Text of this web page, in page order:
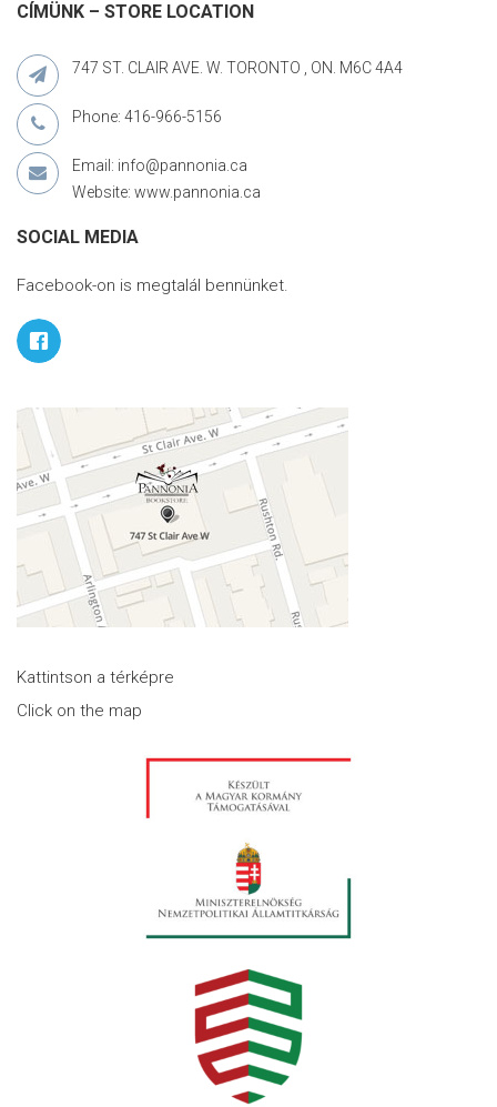
CÍMÜNK – STORE LOCATION
747 ST. CLAIR AVE. W. TORONTO , ON. M6C 4A4
Phone: 416-966-5156
Email: info@pannonia.ca
Website: www.pannonia.ca
SOCIAL MEDIA
Facebook-on is megtalál bennünket.
Kattintson a térképre
Click on the map